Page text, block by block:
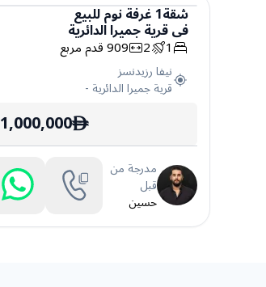
شقة
شقة1غرفة نومللبيع
فيقرية جميرا الدائرية
1
2
909قدم مربع
نيفا رزيدنسز
قرية جميرا الدائرية -
ê
1,000,000
مدرجة من
قبل
حسين